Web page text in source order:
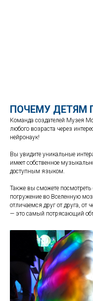
ПОЧЕМУ ДЕТЯМ
Команда создателей Музея
любого возраста через
нейронаук!
Вы увидите уникальные
имеет собственное
доступным языком.
Также вы сможете
погружение во Вселенную
отличаемся друг от друга, от
— это самый потрясающий